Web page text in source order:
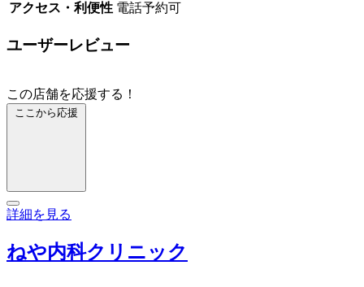
アクセス・利便性 電話予約可
ユーザーレビュー
この店舗を応援する！
ここから応援
詳細を見る
ねや内科クリニック